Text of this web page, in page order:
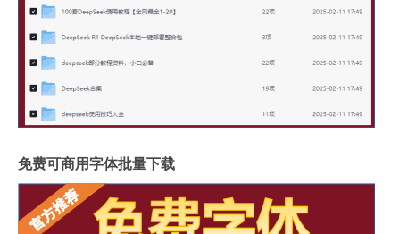
免费可商用字体批量下载